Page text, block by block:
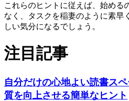
これらのヒントに従えば、始める
なく、タスクを稲妻のように素早
しい気分になるでしょう。
注目記事
自分だけの心地よい読書ス
質を向上させる簡単なヒント